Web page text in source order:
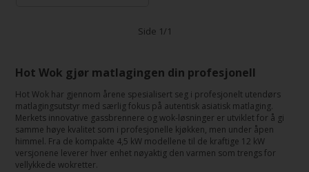
Side 1/1
Hot Wok gjør matlagingen din profesjonell
Hot Wok har gjennom årene spesialisert seg i profesjonelt utendørs
matlagingsutstyr med særlig fokus på autentisk asiatisk matlaging.
Merkets innovative gassbrennere og wok-løsninger er utviklet for å gi
samme høye kvalitet som i profesjonelle kjøkken, men under åpen
himmel. Fra de kompakte 4,5 kW modellene til de kraftige 12 kW
versjonene leverer hver enhet nøyaktig den varmen som trengs for
vellykkede wokretter.